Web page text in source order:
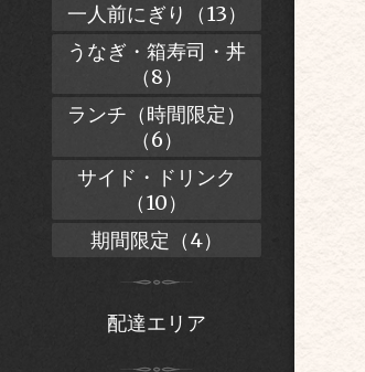
一人前にぎり（13）
うなぎ・箱寿司・丼
（8）
ランチ（時間限定）
（6）
サイド・ドリンク
（10）
期間限定（4）
配達エリア